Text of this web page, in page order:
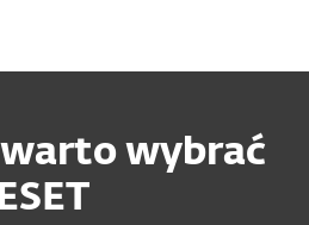
warto wybrać
ESET